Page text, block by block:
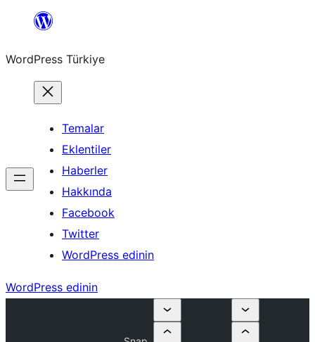
İçeriğe
WordPress Türkiye
Temalar
Eklentiler
Haberler
Hakkında
Facebook
Twitter
WordPress edinin
WordPress edinin